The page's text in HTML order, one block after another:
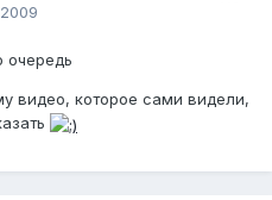
очередь
видео, которое сами видели,